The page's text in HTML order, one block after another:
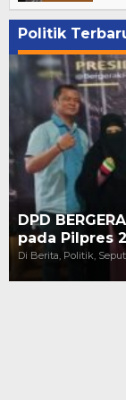
Politik
DPD
pada Pilpres
Di Berita, Politik,